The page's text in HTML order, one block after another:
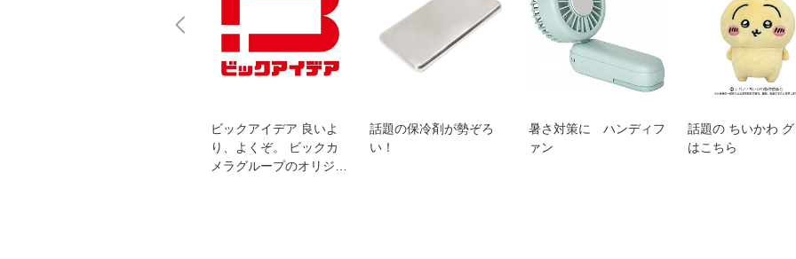
ビックアイデア 良いよ
り、よくぞ。 ビックカ
メラグループのオリジナ
話題の保冷剤が勢ぞろ
い！
暑さ対策に ハンディフ
ァン
話題の ちいかわ
はこちら